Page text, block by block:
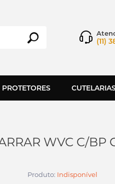
(11)
PROTETORES
WVC C/BP
Produto: Indisponível